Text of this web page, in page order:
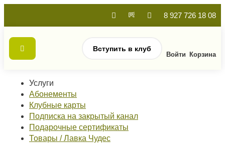
8 927 726 18 08
Вступить в клуб
Войти Корзина
Услуги
Абонементы
Клубные карты
Подписка на закрытый канал
Подарочные сертификаты
Товары / Лавка Чудес